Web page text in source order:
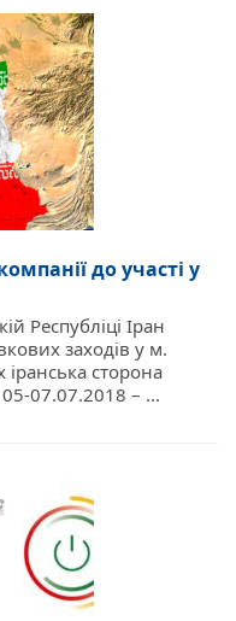
до участі у
Республіці Іран
заходів у м.
іранська сторона
05-07.07.2018 – ...